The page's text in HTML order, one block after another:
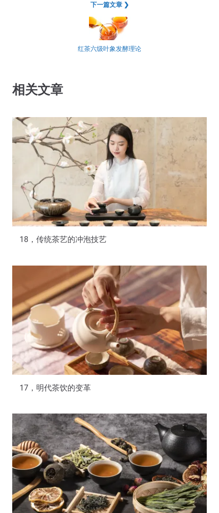
下一篇文章 ❯
红茶六级叶象发酵理论
相关文章
18，传统茶艺的冲泡技艺
17，明代茶饮的变革